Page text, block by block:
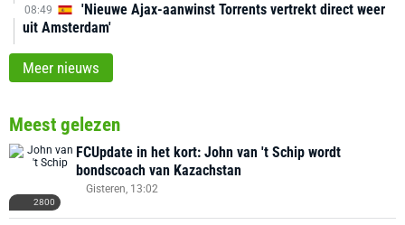
08:49
'Nieuwe Ajax-aanwinst Torrents vertrekt direct weer
uit Amsterdam'
Meer nieuws
Meest gelezen
2800
FCUpdate in het kort: John van 't Schip wordt
bondscoach van Kazachstan
Gisteren, 13:02